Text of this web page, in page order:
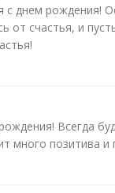
с днем рождения!
от счастья, и
Всегда
много позитива и